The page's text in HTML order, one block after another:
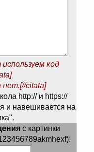
код
нет.[//citata]
http:// и https://
и навешивается на
с картинки